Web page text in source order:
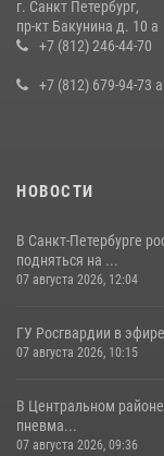
В Ленобласти
воспитанниками
г. Санкт Петербург,
пр-кт Бакунина д. 10 а
+7 (812) 246-44-70
+7 (812) 679-94-73
НОВОСТИ
В Санкт-Петербурге
подняться на ...
07 августа 2026, 12:04
ГУ Росгвардии в
07 августа 2026, 10:15
В Центральном
пневма...
07 августа 2026, 09:36